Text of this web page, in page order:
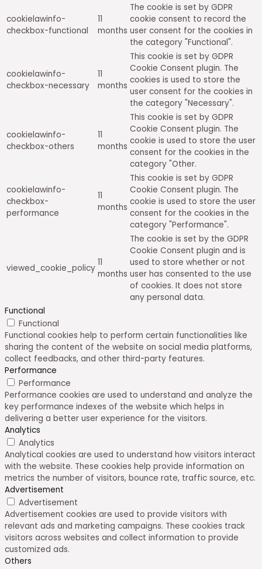
cookielawinfo-
checkbox-functional
11
months
The cookie is set by GDPR
cookie consent to record the
user consent for the cookies in
the category "Functional".
cookielawinfo-
checkbox-necessary
11
months
This cookie is set by GDPR
Cookie Consent plugin. The
cookies is used to store the
user consent for the cookies in
the category "Necessary".
cookielawinfo-
checkbox-others
11
months
This cookie is set by GDPR
Cookie Consent plugin. The
cookie is used to store the user
consent for the cookies in the
category "Other.
cookielawinfo-
checkbox-
performance
11
months
This cookie is set by GDPR
Cookie Consent plugin. The
cookie is used to store the user
consent for the cookies in the
category "Performance".
viewed_cookie_policy
11
months
The cookie is set by the GDPR
Cookie Consent plugin and is
used to store whether or not
user has consented to the use
of cookies. It does not store
any personal data.
Functional
Functional
Functional cookies help to perform certain functionalities like
sharing the content of the website on social media platforms,
collect feedbacks, and other third-party features.
Performance
Performance
Performance cookies are used to understand and analyze the
key performance indexes of the website which helps in
delivering a better user experience for the visitors.
Analytics
Analytics
Analytical cookies are used to understand how visitors interact
with the website. These cookies help provide information on
metrics the number of visitors, bounce rate, traffic source, etc.
Advertisement
Advertisement
Advertisement cookies are used to provide visitors with
relevant ads and marketing campaigns. These cookies track
visitors across websites and collect information to provide
customized ads.
Others